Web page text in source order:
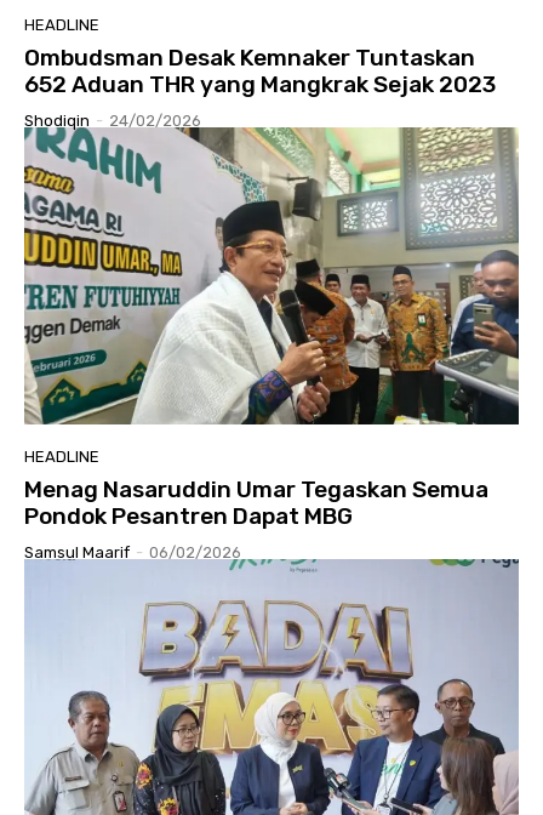
HEADLINE
Ombudsman Desak Kemnaker Tuntaskan
652 Aduan THR yang Mangkrak Sejak 2023
Shodiqin - 24/02/2026
HEADLINE
Menag Nasaruddin Umar Tegaskan Semua
Pondok Pesantren Dapat MBG
Samsul Maarif - 06/02/2026